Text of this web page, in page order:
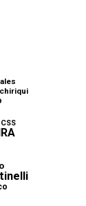
chiriqui
CSS